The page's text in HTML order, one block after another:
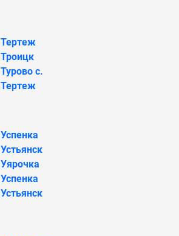
Тертеж
Троицк
Турово с.
Тертеж
Успенка
Устьянск
Уярочка
Успенка
Устьянск